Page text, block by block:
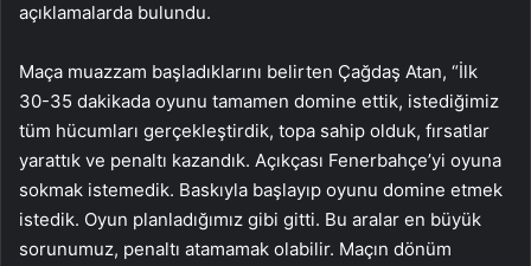
açıklamalarda bulundu.
Maça muazzam başladıklarını belirten Çağdaş Atan, “İlk
30-35 dakikada oyunu tamamen domine ettik, istediğimiz
tüm hücumları gerçekleştirdik, topa sahip olduk, fırsatlar
yarattık ve penaltı kazandık. Açıkçası Fenerbahçe’yi oyuna
sokmak istemedik. Baskıyla başlayıp oyunu domine etmek
istedik. Oyun planladığımız gibi gitti. Bu aralar en büyük
sorunumuz, penaltı atamamak olabilir. Maçın dönüm